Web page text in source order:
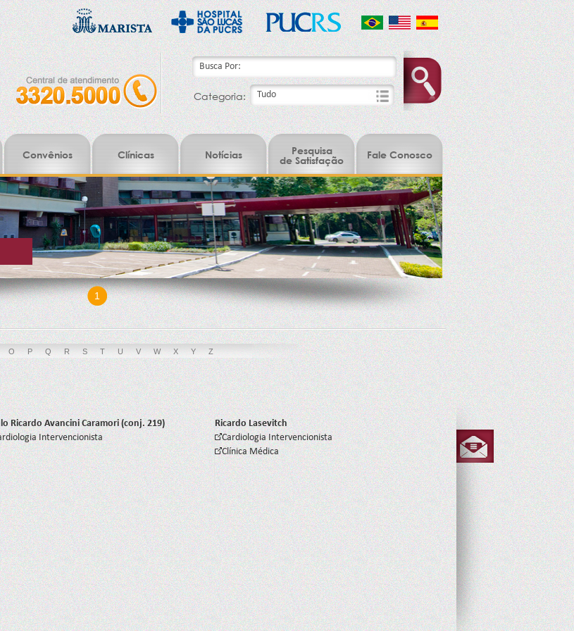
Categoria:
Convênios Clínicas Notícias
Pesquisa
de Satisfação
Fale Conosco
1
O P Q R S T U V W X Y Z
Ricardo Avancini Caramori (conj. 219)
Intervencionista
Ricardo Lasevitch
Cardiologia Intervencionista
Clínica Médica